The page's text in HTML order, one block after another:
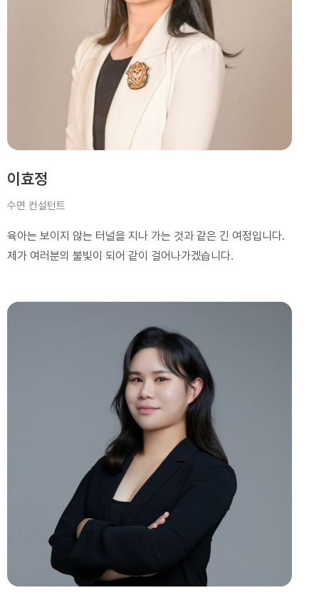
이효정
수면 컨설턴트
육아는 보이지 않는 터널을 지나 가는 것과 같은 긴 여정입니다.
제가 여러분의 불빛이 되어 같이 걸어나가겠습니다.